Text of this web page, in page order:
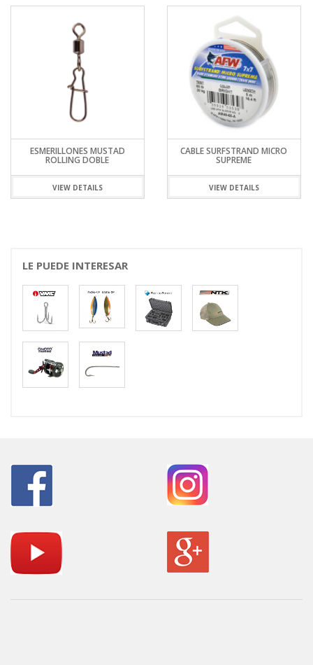
ESMERILLONES MUSTAD
ROLLING DOBLE
VIEW DETAILS
CABLE SURFSTRAND MICRO
SUPREME
VIEW DETAILS
LE PUEDE INTERESAR